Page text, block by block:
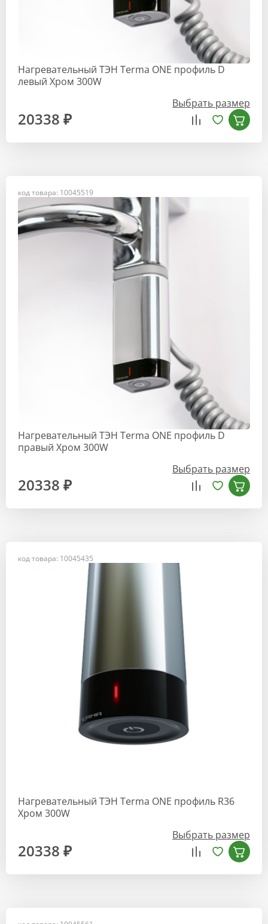
Нагревательный ТЭН Terma ONE профиль D
левый Хром 300W
Выбрать размер
20338 ₽
код товара: 10045519
Нагревательный ТЭН Terma ONE профиль D
правый Хром 300W
Выбрать размер
20338 ₽
код товара: 10045435
Нагревательный ТЭН Terma ONE профиль R36
Хром 300W
Выбрать размер
20338 ₽